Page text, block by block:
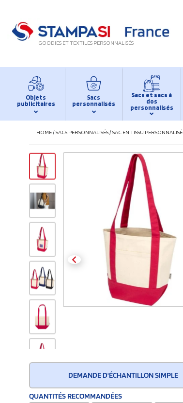
GOODIES ET TEXTILES PERSONNALISÉS
Objets
publicitaires
Sacs
personnalisés
Sacs et sacs à
dos
personnalisés
HOME/SACS PERSONNALISÉS/SAC EN TISSU PERSONNALISÉ
DEMANDE D'ÉCHANTILLON SIMPLE
QUANTITÉS RECOMMANDÉES